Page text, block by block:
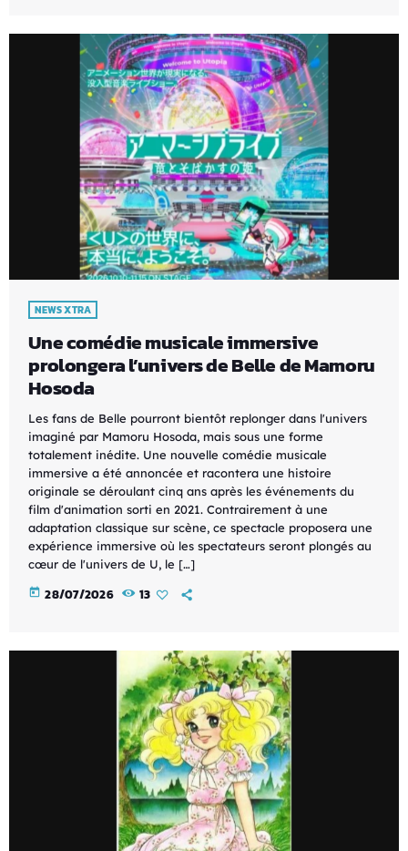
NEWS XTRA
Une comédie musicale immersive
prolongera l’univers de Belle de Mamoru
Hosoda
Les fans de Belle pourront bientôt replonger dans l'univers
imaginé par Mamoru Hosoda, mais sous une forme
totalement inédite. Une nouvelle comédie musicale
immersive a été annoncée et racontera une histoire
originale se déroulant cinq ans après les événements du
film d'animation sorti en 2021. Contrairement à une
adaptation classique sur scène, ce spectacle proposera une
expérience immersive où les spectateurs seront plongés au
cœur de l'univers de U, le […]
today 28/07/2026 13